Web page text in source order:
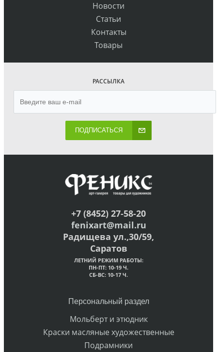
Новости
Статьи
Контакты
Товары
РАССЫЛКА
ПОДПИСАТЬСЯ
+7 (8452) 27-58-20
fenixart@mail.ru
Радищева ул.,30/59,
Саратов
ЛЕТНИЙ РЕЖИМ РАБОТЫ:
ПН-ПТ: 10-19 Ч.
СБ-ВС: 10-17 Ч.
Персональный раздел
Мольберт и этюдник
Краски масляные художественные
Подрамники